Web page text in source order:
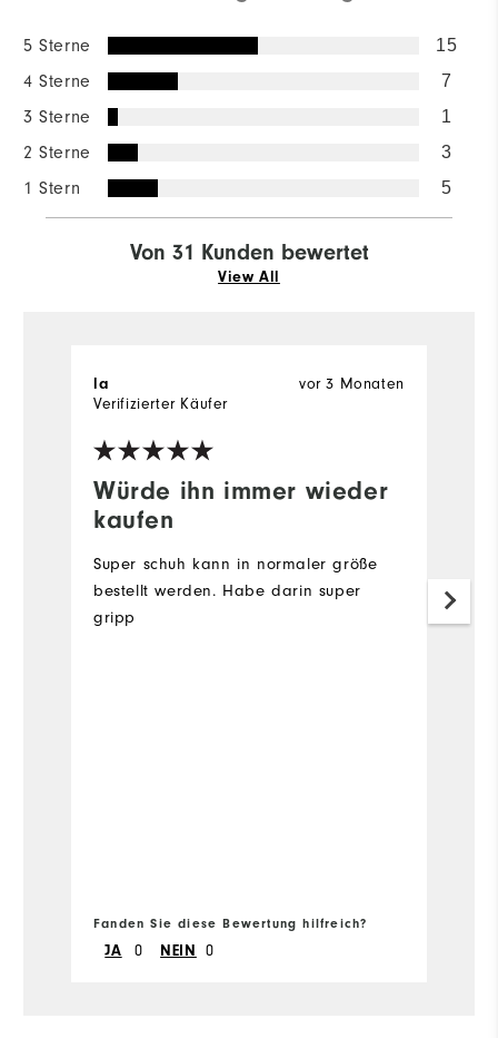
5 Sterne 15
4 Sterne 7
3 Sterne 1
2 Sterne 3
1 Stern 5
Von 31 Kunden bewertet
View All
Würde ihn immer wieder
kaufen
vor 3 Monaten
la
Verifizierter Käufer
Super schuh kann in normaler größe
bestellt werden. Habe darin super
gripp
Fanden Sie diese Bewertung hilfreich?
JA 0 NEIN 0